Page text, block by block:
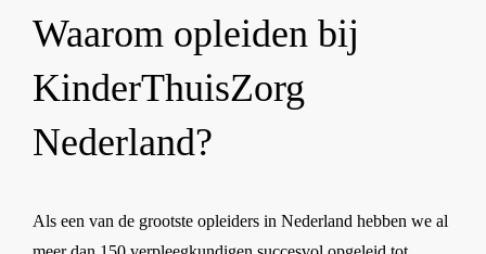
Waarom opleiden bij
KinderThuisZorg
Nederland?
Als een van de grootste opleiders in Nederland hebben we al